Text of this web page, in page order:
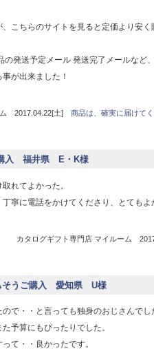
こちらのサイトを見ると定価より安く
の発送予定メール 発送完了メールなど
が出来ました！
ム 2017.04.22[土] 商品は、確実に届けて
入 福井県 E・K様
れてよかった。
寧に電話をかけてくださり、とてもよ
カタログギフト専門店 マイルーム
そうご購入 愛知県 U様
で・・と言っても独身のおじさんでし
予算にもぴったりでした。
て・・良かったです。